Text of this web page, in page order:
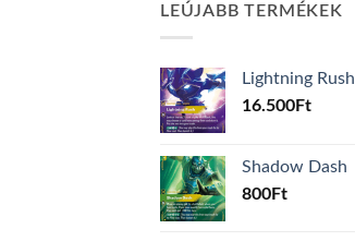
LEÚJABB TERMÉKEK
Lightning Rush
16.500Ft
Shadow Dash
800Ft